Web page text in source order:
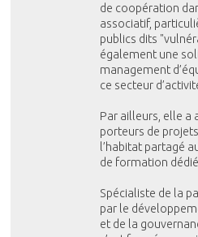
de coopération
associatif,
publics dits
également une
management
ce secteur
Par ailleurs, elle a
porteurs de
l’habitat partagé
de formation
Spécialiste de la
par le
et de la